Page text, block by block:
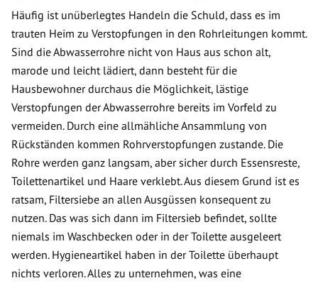
Häufig ist unüberlegtes Handeln die Schuld, dass es im
trauten Heim zu Verstopfungen in den Rohrleitungen kommt.
Sind die Abwasserrohre nicht von Haus aus schon alt,
marode und leicht lädiert, dann besteht für die
Hausbewohner durchaus die Möglichkeit, lästige
Verstopfungen der Abwasserrohre bereits im Vorfeld zu
vermeiden. Durch eine allmähliche Ansammlung von
Rückständen kommen Rohrverstopfungen zustande. Die
Rohre werden ganz langsam, aber sicher durch Essensreste,
Toilettenartikel und Haare verklebt. Aus diesem Grund ist es
ratsam, Filtersiebe an allen Ausgüssen konsequent zu
nutzen. Das was sich dann im Filtersieb befindet, sollte
niemals im Waschbecken oder in der Toilette ausgeleert
werden. Hygieneartikel haben in der Toilette überhaupt
nichts verloren. Alles zu unternehmen, was eine